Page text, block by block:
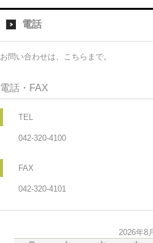
電話
お問い合わせは、こちらまで。
電話・FAX
TEL
042-320-4100
FAX
042-320-4101
2026年8月